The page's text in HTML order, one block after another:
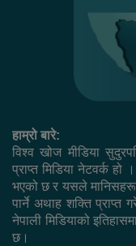
हाम्रो बारे:
विश्व खोज मीडिया
प्राप्त मिडिया नेटवर्क हो
भएको छ र यसले
पार्ने अथाह शक्ति प्राप्त
नेपाली मिडियाको
छ।